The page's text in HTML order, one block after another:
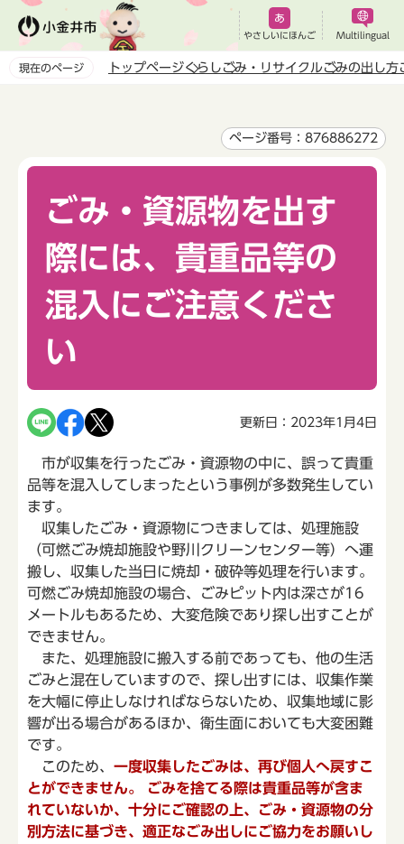
ペ
やさしいにほんご Multilingual
現在のページ トップページくらし ごみ・リサイクルごみの出し方
ページ番号：876886272
ごみ・資源物を出す
際には、貴重品等の
混入にご注意くださ
い
更新日：2023年1月4日
市が収集を行ったごみ・資源物の中に、誤って貴重
品等を混入してしまったという事例が多数発生してい
ます。
収集したごみ・資源物につきましては、処理施設
（可燃ごみ焼却施設や野川クリーンセンター等）へ運
搬し、収集した当日に焼却・破砕等処理を行います。
可燃ごみ焼却施設の場合、ごみピット内は深さが16
メートルもあるため、大変危険であり探し出すことが
できません。
また、処理施設に搬入する前であっても、他の生活
ごみと混在していますので、探し出すには、収集作業
を大幅に停止しなければならないため、収集地域に影
響が出る場合があるほか、衛生面においても大変困難
です。
このため、 一度収集したごみは、再び個人へ戻すこ
とができません。 ごみを捨てる際は貴重品等が含ま
れていないか、十分にご確認の上、ごみ・資源物の分
別方法に基づき、適正なごみ出しにご協力をお願いし